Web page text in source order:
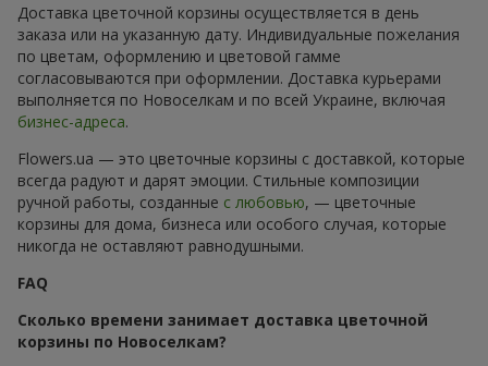
Доставка цветочной корзины осуществляется в день
заказа или на указанную дату. Индивидуальные пожелания
по цветам, оформлению и цветовой гамме
согласовываются при оформлении. Доставка курьерами
выполняется по Новоселкам и по всей Украине, включая
бизнес-адреса.
Flowers.ua — это цветочные корзины с доставкой, которые
всегда радуют и дарят эмоции. Стильные композиции
ручной работы, созданные с любовью, — цветочные
корзины для дома, бизнеса или особого случая, которые
никогда не оставляют равнодушными.
FAQ
Сколько времени занимает доставка цветочной
корзины по Новоселкам?